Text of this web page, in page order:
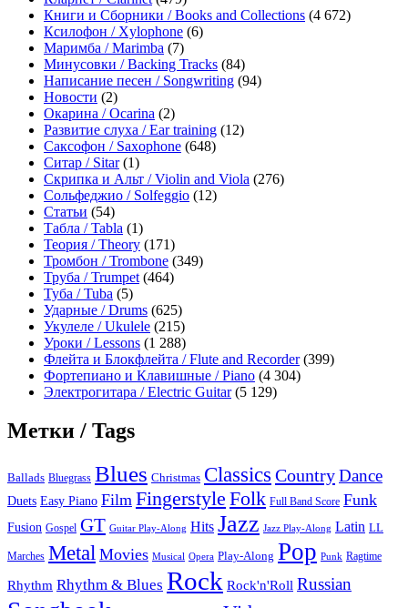
Книги и Сборники / Books and Collections (4 672)
Ксилофон / Xylophone (6)
Маримба / Marimba (7)
Минусовки / Backing Tracks (84)
Написание песен / Songwriting (94)
Новости (2)
Окарина / Ocarina (2)
Развитие слуха / Ear training (12)
Саксофон / Saxophone (648)
Ситар / Sitar(1)
Скрипка и Альт / Violin and Viola (276)
Сольфеджио / Solfeggio (12)
Статьи (54)
Табла / Tabla (1)
Теория / Theory (171)
Тромбон / Trombone (349)
Труба / Trumpet (464)
Туба / Tuba (5)
Ударные / Drums (625)
Укулеле / Ukulele (215)
Уроки / Lessons (1 288)
Флейта и Блокфлейта / Flute and Recorder(399)
Фортепиано и Клавишные / Piano (4 304)
Электрогитара / Electric Guitar(5 129)
Метки / Tags
Ballads Bluegrass Blues Christmas Classics CountryDance
Duets Easy Piano Film Fingerstyle Folk Full Band Score Funk
Fusion Gospel GT Guitar Play-Along Hits Jazz Jazz Play-Along Latin LL
Marches Metal Movies Musical Opera Play-Along Pop Punk Ragtime
Rhythm Rhythm & Blues Rock Rock'n'Roll Russian